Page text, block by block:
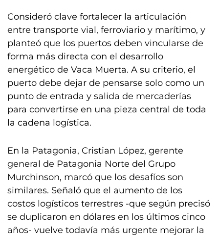
Consideró clave fortalecer la articulación
entre transporte vial, ferroviario y marítimo, y
planteó que los puertos deben vincularse de
forma más directa con el desarrollo
energético de Vaca Muerta. A su criterio, el
puerto debe dejar de pensarse solo como un
punto de entrada y salida de mercaderías
para convertirse en una pieza central de toda
la cadena logística.
En la Patagonia, Cristian López, gerente
general de Patagonia Norte del Grupo
Murchinson, marcó que los desafíos son
similares. Señaló que el aumento de los
costos logísticos terrestres -que según precisó
se duplicaron en dólares en los últimos cinco
años- vuelve todavía más urgente mejorar la